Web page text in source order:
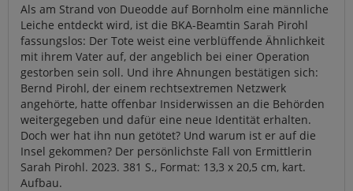
Als am Strand von Dueodde auf Bornholm eine männliche
Leiche entdeckt wird, ist die BKA-Beamtin Sarah Pirohl
fassungslos: Der Tote weist eine verblüffende Ähnlichkeit
mit ihrem Vater auf, der angeblich bei einer Operation
gestorben sein soll. Und ihre Ahnungen bestätigen sich:
Bernd Pirohl, der einem rechtsextremen Netzwerk
angehörte, hatte offenbar Insiderwissen an die Behörden
weitergegeben und dafür eine neue Identität erhalten.
Doch wer hat ihn nun getötet? Und warum ist er auf die
Insel gekommen? Der persönlichste Fall von Ermittlerin
Sarah Pirohl. 2023. 381 S., Format: 13,3 x 20,5 cm, kart.
Aufbau.